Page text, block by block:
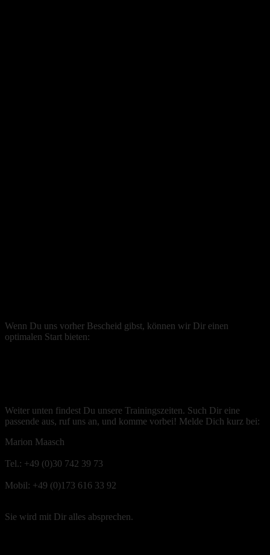
Wenn Du uns vorher Bescheid gibst, können wir Dir einen
optimalen Start bieten:
Weiter unten findest Du unsere Trainingszeiten. Such Dir eine
passende aus, ruf uns an, und komme vorbei! Melde Dich kurz bei:
Marion Maasch
Tel.: +49 (0)30 742 39 73
Mobil: +49 (0)173 616 33 92
Sie wird mit Dir alles absprechen.